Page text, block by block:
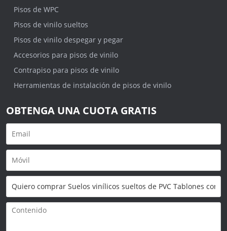
Pisos de WPC
Pisos de vinilo sueltos
Pisos de vinilo despegar y pegar
Accesorios para pisos de vinilo
Contrapiso para pisos de vinilo
Herramientas de instalación de pisos de vinilo
OBTENGA UNA CUOTA GRATIS